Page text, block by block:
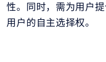
性。同时，需为用户
用户的自主选择权。